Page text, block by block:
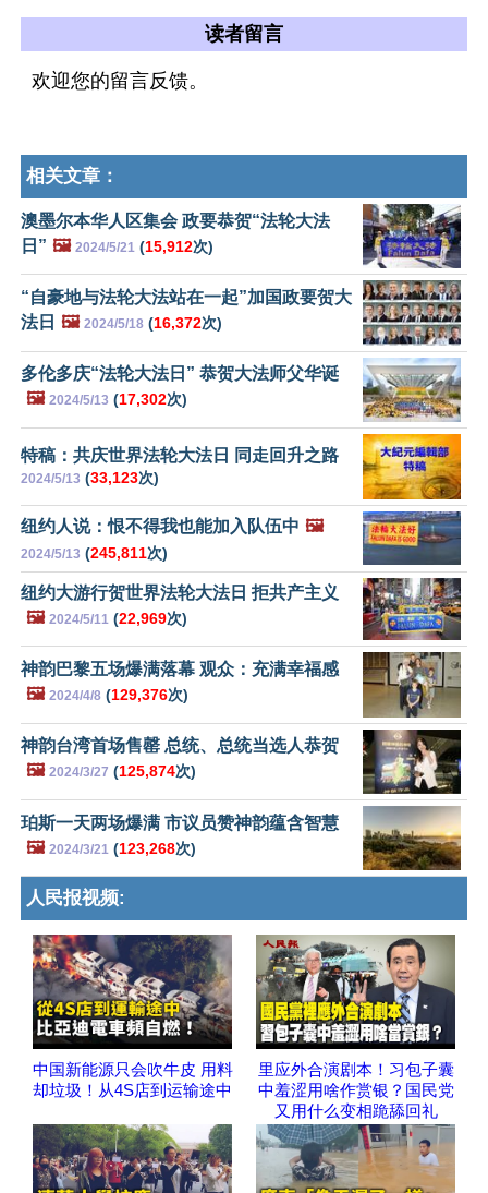
读者留言
欢迎您的留言反馈。
相关文章：
澳墨尔本华人区集会 政要恭贺“法轮大法
日” 🖼️ 2024/5/21 (15,912次)
“自豪地与法轮大法站在一起”加国政要贺大
法日 🖼️ 2024/5/18 (16,372次)
多伦多庆“法轮大法日” 恭贺大法师父华诞
🖼️ 2024/5/13 (17,302次)
特稿：共庆世界法轮大法日 同走回升之路
2024/5/13 (33,123次)
纽约人说：恨不得我也能加入队伍中 🖼️
2024/5/13 (245,811次)
纽约大游行贺世界法轮大法日 拒共产主义
🖼️ 2024/5/11 (22,969次)
神韵巴黎五场爆满落幕 观众：充满幸福感
🖼️ 2024/4/8 (129,376次)
神韵台湾首场售罄 总统、总统当选人恭贺
🖼️ 2024/3/27 (125,874次)
珀斯一天两场爆满 市议员赞神韵蕴含智慧
🖼️ 2024/3/21 (123,268次)
人民报视频:
中国新能源只会吹牛皮 用料
却垃圾！从4S店到运输途中
里应外合演剧本！习包子囊
中羞涩用啥作赏银？国民党
又用什么变相跪舔回礼